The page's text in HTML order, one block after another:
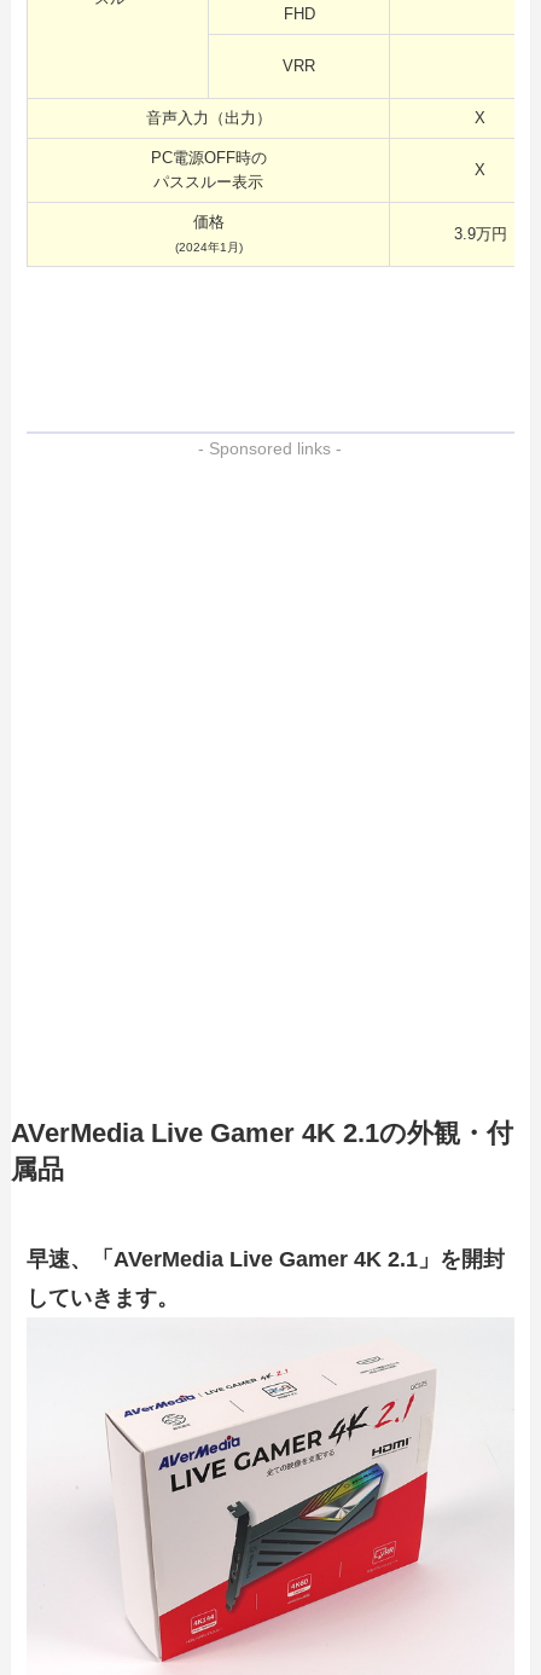
FHD
VRR
音声入力（出力） X
PC電源OFF時の
パススルー表示
X
価格
(2024年1月)
3.9万円
- Sponsored links -
AVerMedia Live Gamer 4K 2.1の外観・付
属品
早速、「AVerMedia Live Gamer 4K 2.1」を開封
していきます。